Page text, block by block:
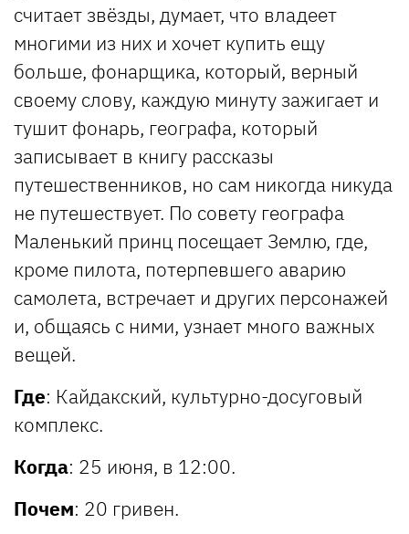
считает звёзды, думает, что владеет
многими из них и хочет купить ещу
больше, фонарщика, который, верный
своему слову, каждую минуту зажигает и
тушит фонарь, географа, который
записывает в книгу рассказы
путешественников, но сам никогда никуда
не путешествует. По совету географа
Маленький принц посещает Землю, где,
кроме пилота, потерпевшего аварию
самолета, встречает и других персонажей
и, общаясь с ними, узнает много важных
вещей.
Где: Кайдакский, культурно-досуговый
комплекс.
Когда: 25 июня, в 12:00.
Почем: 20 гривен.